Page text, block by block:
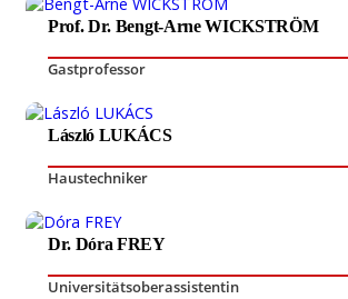
Prof. Dr. Bengt-Arne WICKSTRÖM
Gastprofessor
László LUKÁCS
Haustechniker
Dr. Dóra FREY
Universitätsoberassistentin